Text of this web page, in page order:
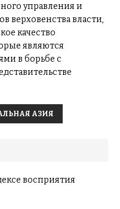
управления и
верховенства власти,
качество
являются
в борьбе с
АЗИЯ
восприятия